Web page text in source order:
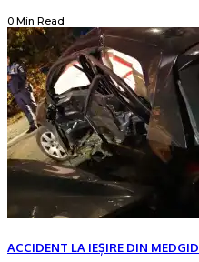
0 Min Read
ACCIDENT LA IEȘIRE DIN